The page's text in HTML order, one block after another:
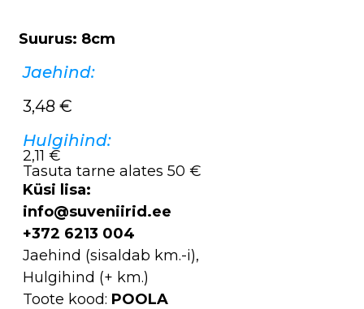
Suurus: 8cm
Jaehind:
3,48 €
Hulgihind:
2,11 €
Tasuta tarne alates 50 €
Küsi lisa:
info@suveniirid.ee
+372 6213 004
Jaehind (sisaldab km.-i),
Hulgihind (+ km.)
Toote kood: POOLA